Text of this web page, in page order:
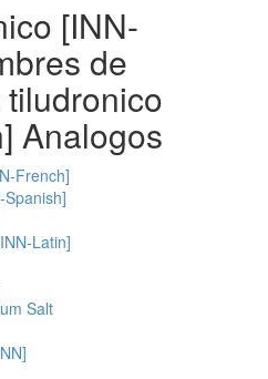
[INN-
de
Analogos
French]
Latin]
Salt